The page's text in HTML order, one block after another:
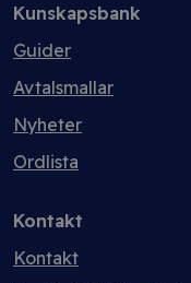
Kunskapsbank
Guider
Avtalsmallar
Nyheter
Ordlista
Kontakt
Kontakt